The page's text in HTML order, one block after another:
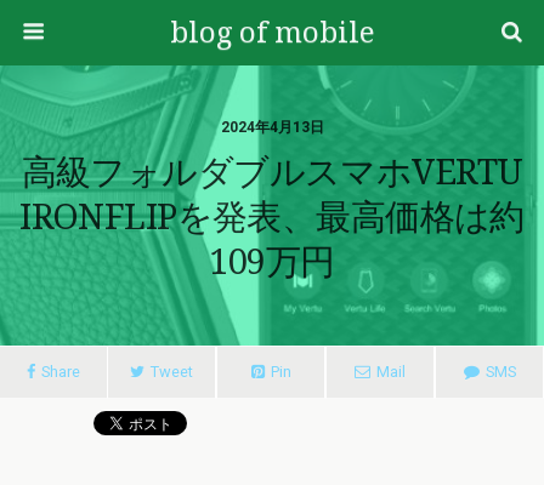
blog of mobile
2024年4月13日
高級フォルダブルスマホVERTU
IRONFLIPを発表、最高価格は約
109万円
Share Tweet Pin Mail SMS